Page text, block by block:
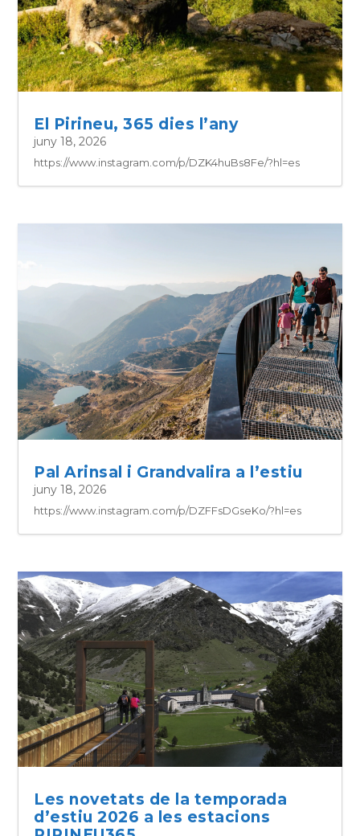
El Pirineu, 365 dies l’any
juny 18, 2026
https://www.instagram.com/p/DZK4huBs8Fe/?hl=es
Pal Arinsal i Grandvalira a l’estiu
juny 18, 2026
https://www.instagram.com/p/DZFFsDGseKo/?hl=es
Les novetats de la temporada
d’estiu 2026 a les estacions